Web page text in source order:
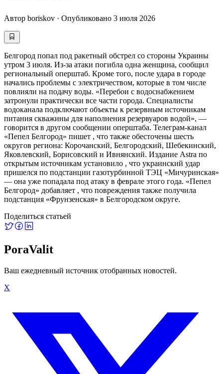
Автор boriskov · Опубликовано 3 июля 2026
Белгород попал под ракетный обстрел со стороны Украины
утром 3 июля. Из-за атаки погибла одна женщина, сообщил
региональный оперштаб. Кроме того, после удара в городе
начались проблемы с электричеством, которые в том числе
повлияли на подачу воды. «Перебои с водоснабжением
затронули практически все части города. Специалисты
водоканала подключают объекты к резервным источникам
питания скважины для наполнения резервуаров водой», —
говорится в другом сообщении оперштаба. Телеграм-канал
«Пепел Белгород» пишет , что также обесточены шесть
округов региона: Корочанский, Белгородский, Шебекинский,
Яковлевский, Борисовский и Ивнянский. Издание Astra по
открытым источникам установило , что украинский удар
пришелся по подстанции газотурбинной ТЭЦ «Мичуринская»
— она уже попадала под атаку в феврале этого года. «Пепел
Белгород» добавляет , что повреждения также получила
подстанция «Фрунзенская» в Белгородском округе.
Поделиться статьей
PoraValit
Ваш ежедневный источник отобранных новостей.
X